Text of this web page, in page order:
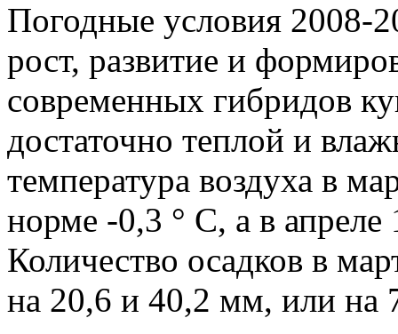
Погодные условия 2008-
рост, развитие и
современных гибридов
достаточно теплой и
температура воздуха в
норме -0,3 ° С, а в
Количество осадков в
на 20,6 и 40,2 мм, или на